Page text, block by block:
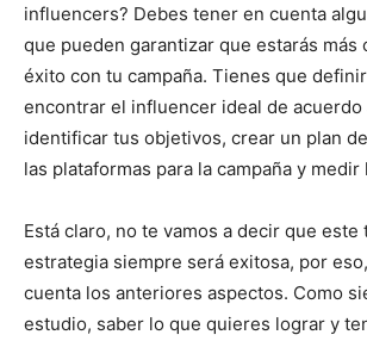
influencers? Debes tener en cuenta
que pueden garantizar que estarás más
éxito con tu campaña. Tienes que
encontrar el influencer ideal de acuerdo
identificar tus objetivos, crear un plan
las plataformas para la campaña y
Está claro, no te vamos a decir que este
estrategia siempre será exitosa, por
cuenta los anteriores aspectos. Como
estudio, saber lo que quieres lograr y